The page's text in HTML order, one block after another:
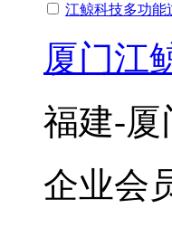
江鲸科技多功能
厦门江
福建-厦
企业会